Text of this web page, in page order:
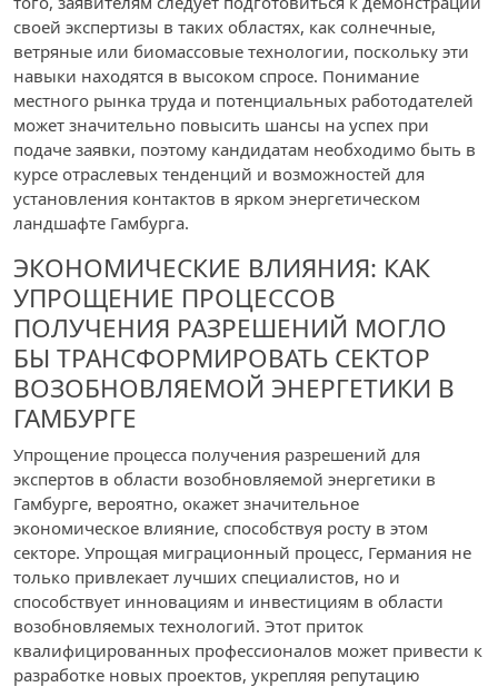
своей экспертизы в таких областях, как солнечные,
ветряные или биомассовые технологии, поскольку эти
навыки находятся в высоком спросе. Понимание
местного рынка труда и потенциальных работодателей
может значительно повысить шансы на успех при
подаче заявки, поэтому кандидатам необходимо быть в
курсе отраслевых тенденций и возможностей для
установления контактов в ярком энергетическом
ландшафте Гамбурга.
ЭКОНОМИЧЕСКИЕ ВЛИЯНИЯ: КАК
УПРОЩЕНИЕ ПРОЦЕССОВ
ПОЛУЧЕНИЯ РАЗРЕШЕНИЙ МОГЛО
БЫ ТРАНСФОРМИРОВАТЬ СЕКТОР
ВОЗОБНОВЛЯЕМОЙ ЭНЕРГЕТИКИ В
ГАМБУРГЕ
Упрощение процесса получения разрешений для
экспертов в области возобновляемой энергетики в
Гамбурге, вероятно, окажет значительное
экономическое влияние, способствуя росту в этом
секторе. Упрощая миграционный процесс, Германия не
только привлекает лучших специалистов, но и
способствует инновациям и инвестициям в области
возобновляемых технологий. Этот приток
квалифицированных профессионалов может привести к
разработке новых проектов, укрепляя репутацию